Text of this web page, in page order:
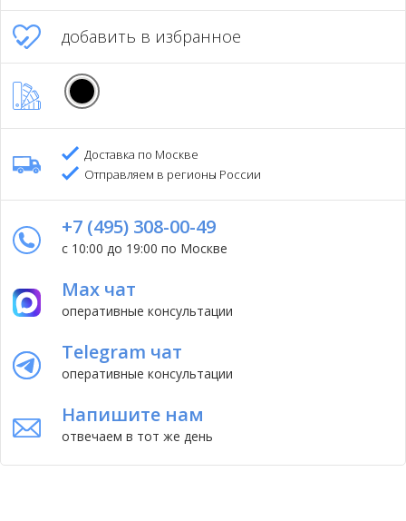
добавить в избранное
Доставка по Москве
Отправляем в регионы России
+7 (495) 308-00-49
с 10:00 до 19:00 по Москве
Max чат
оперативные консультации
Telegram чат
оперативные консультации
Напишите нам
отвечаем в тот же день